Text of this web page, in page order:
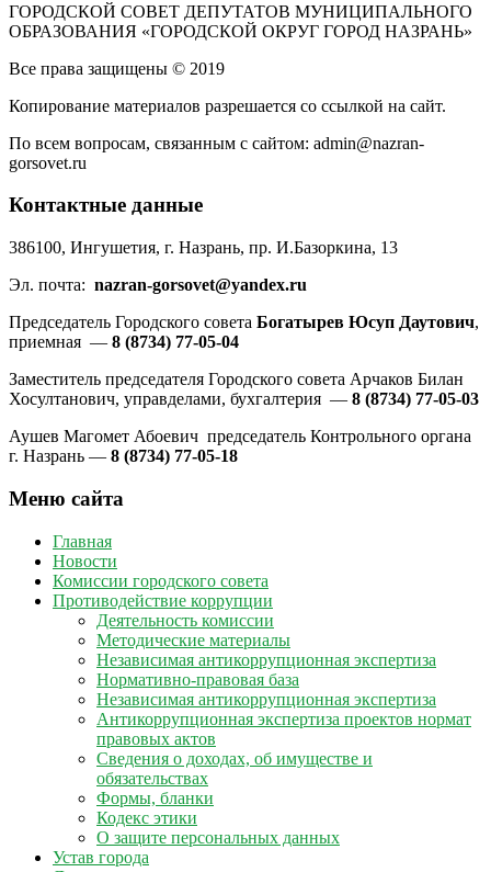
ГОРОДСКОЙ СОВЕТ ДЕПУТАТОВ МУНИЦИПАЛЬНОГО
ОБРАЗОВАНИЯ «ГОРОДСКОЙ ОКРУГ ГОРОД НАЗРАНЬ»
Все права защищены © 2019
Копирование материалов разрешается со ссылкой на сайт.
По всем вопросам, связанным с сайтом: admin@nazran-
gorsovet.ru
Контактные данные
386100, Ингушетия, г. Назрань, пр. И.Базоркина, 13
Эл. почта: nazran-gorsovet@yandex.ru
Председатель Городского совета Богатырев Юсуп Даутович,
приемная — 8 (8734) 77-05-04
Заместитель председателя Городского совета Арчаков Билан
Хосултанович, управделами, бухгалтерия — 8 (8734) 77-05-03
Аушев Магомет Абоевич председатель Контрольного органа
г. Назрань — 8 (8734) 77-05-18
Меню сайта
Главная
Новости
Комиссии городского совета
Противодействие коррупции
Деятельность комиссии
Методические материалы
Независимая антикоррупционная экспертиза
Нормативно-правовая база
Независимая антикоррупционная экспертиза
Антикоррупционная экспертиза проектов нормат
правовых актов
Сведения о доходах, об имуществе и
обязательствах
Формы, бланки
Кодекс этики
О защите персональных данных
Устав города